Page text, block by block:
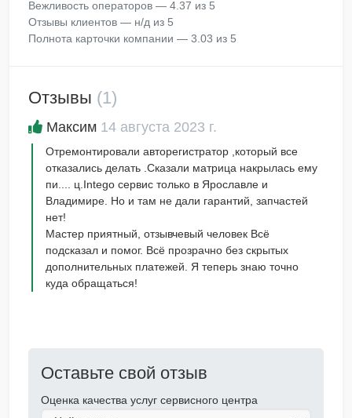
Вежливость операторов — 4.37 из 5
Отзывы клиентов — н/д из 5
Полнота карточки компании — 3.03 из 5
Отзывы (1)
Максим 14 августа 2023 г.
Отремонтировали авторегистратор ,который все
отказались делать .Сказали матрица накрылась ему
пи.... ц.Intego сервис только в Ярославле и
Владимире. Но и там не дали гарантий, запчастей
нет!
Мастер приятный, отзывчевый человек Всё
подсказал и помог. Всё прозрачно без скрытых
дополнительных платежей. Я теперь знаю точно
куда обращаться!
Оставьте свой отзыв
Оценка качества услуг сервисного центра